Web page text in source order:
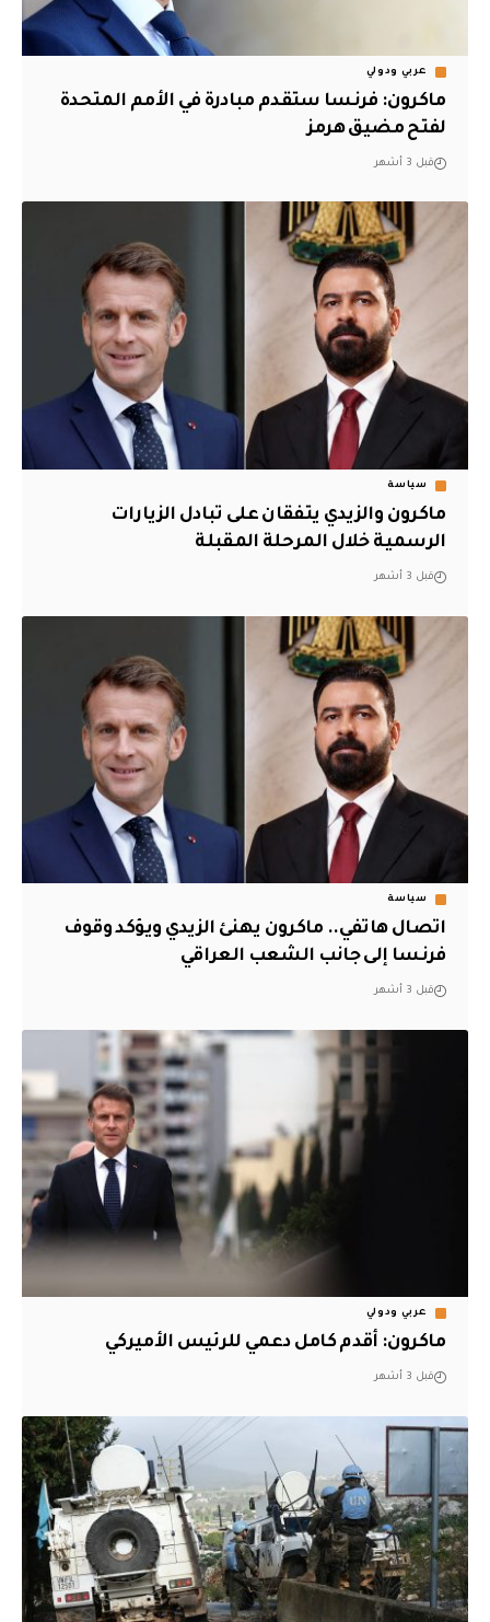
عربي ودولي
ماكرون: فرنسا ستقدم مبادرة في الأمم المتحدة
لفتح مضيق هرمز
قبل 3 أشهر
سياسة
ماكرون والزيدي يتفقان على تبادل الزيارات
الرسمية خلال المرحلة المقبلة
قبل 3 أشهر
سياسة
اتصال هاتفي.. ماكرون يهنئ الزيدي ويؤكد وقوف
فرنسا إلى جانب الشعب العراقي
قبل 3 أشهر
عربي ودولي
ماكرون: أقدم كامل دعمي للرئيس الأميركي
قبل 3 أشهر